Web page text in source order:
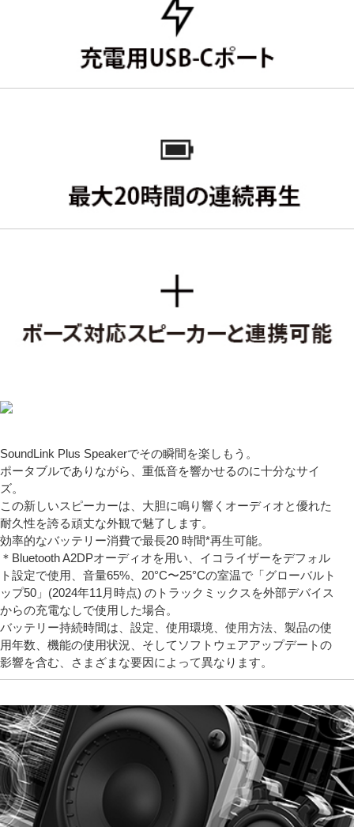
SoundLink Plus Speakerでその瞬間を楽しもう。
ポータブルでありながら、重低音を響かせるのに十分なサイ
ズ。
この新しいスピーカーは、大胆に鳴り響くオーディオと優れた
耐久性を誇る頑丈な外観で魅了します。
効率的なバッテリー消費で最長20 時間*再生可能。
＊Bluetooth A2DPオーディオを用い、イコライザーをデフォル
ト設定で使用、音量65%、20°C〜25°Cの室温で「グローバルト
ップ50」(2024年11月時点) のトラックミックスを外部デバイス
からの充電なしで使用した場合。
バッテリー持続時間は、設定、使用環境、使用方法、製品の使
用年数、機能の使用状況、そしてソフトウェアアップデートの
影響を含む、さまざまな要因によって異なります。